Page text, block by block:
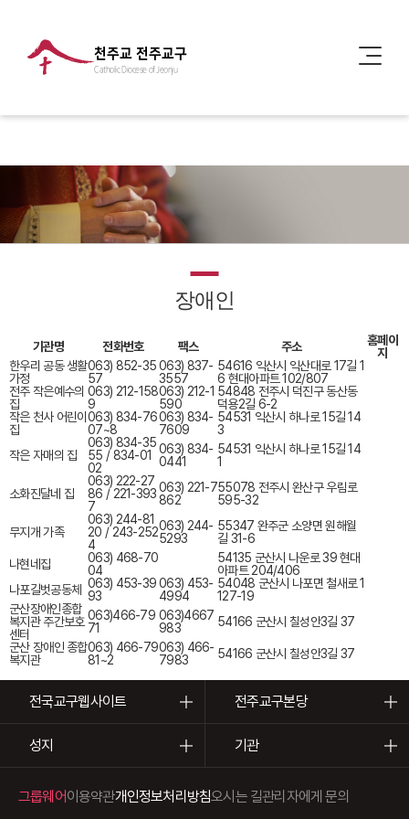
천주교 전주교구
Catholic Diocese of Jeonju
장애인
기관명 전화번호 팩스 주소
홈페이
지
한우리 공동 생활
가정
063) 852-35
57
063) 837-
3557
54616 익산시 익산대로 17길 1
6 현대아파트 102/807
전주 작은예수의
집
063) 212-158
9
063) 212-1
590
54848 전주시 덕진구 동산동
덕용2길 6-2
작은 천사 어린이
집
063) 834-76
07~8
063) 834-
7609
54531 익산시 하나로 15길 14
3
작은 자매의 집
063) 834-35
55 / 834-01
02
063) 834-
0441
54531 익산시 하나로 15길 14
1
소화진달네 집
063) 222-27
86 / 221-393
7
063) 221-7
862
55078 전주시 완산구 우림로
595-32
무지개 가족
063) 244-81
20 / 243-252
4
063) 244-
5293
55347 완주군 소양면 원해월
길 31-6
나현네집
063) 468-70
04
54135 군산시 나운로 39 현대
아파트 204/406
나포길벗공동체 063) 453-39
93
063) 453-
4994
54048 군산시 나포면 철새로 1
127-19
군산장애인종합
복지관 주간보호
센터
063)466-79
71
063)4667
983
54166 군산시 칠성안3길 37
군산 장애인 종합
복지관
063) 466-79
81~2
063) 466-
7983
54166 군산시 칠성안3길 37
전국교구웹사이트 전주교구본당
성지 기관
그룹웨어이용약관개인정보처리방침오시는 길관리자에게 문의